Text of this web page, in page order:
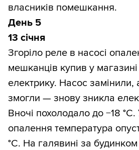
власників помешкання.
День 5
13 січня
Згоріло реле в насосі
мешканців купив у
електрику. Насос замінили,
змогли — знову зникла
Вночі похолодало до −18
опалення температура
°С. На галявині за